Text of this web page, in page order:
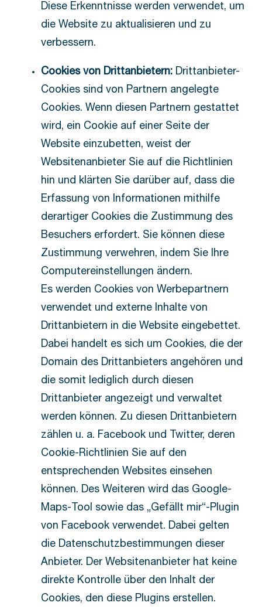
Diese Erkenntnisse werden verwendet, um
die Website zu aktualisieren und zu
verbessern.
Cookies von Drittanbietern:Drittanbieter-
Cookies sind von Partnern angelegte
Cookies. Wenn diesen Partnern gestattet
wird, ein Cookie auf einer Seite der
Website einzubetten, weist der
Websitenanbieter Sie auf die Richtlinien
hin und klärten Sie darüber auf, dass die
Erfassung von Informationen mithilfe
derartiger Cookies die Zustimmung des
Besuchers erfordert. Sie können diese
Zustimmung verwehren, indem Sie Ihre
Computereinstellungen ändern.
Es werden Cookies von Werbepartnern
verwendet und externe Inhalte von
Drittanbietern in die Website eingebettet.
Dabei handelt es sich um Cookies, die der
Domain des Drittanbieters angehören und
die somit lediglich durch diesen
Drittanbieter angezeigt und verwaltet
werden können. Zu diesen Drittanbietern
zählen u. a. Facebook und Twitter, deren
Cookie-Richtlinien Sie auf den
entsprechenden Websites einsehen
können. Des Weiteren wird das Google-
Maps-Tool sowie das „Gefällt mir“-Plugin
von Facebook verwendet. Dabei gelten
die Datenschutzbestimmungen dieser
Anbieter. Der Websitenanbieter hat keine
direkte Kontrolle über den Inhalt der
Cookies, den diese Plugins erstellen.